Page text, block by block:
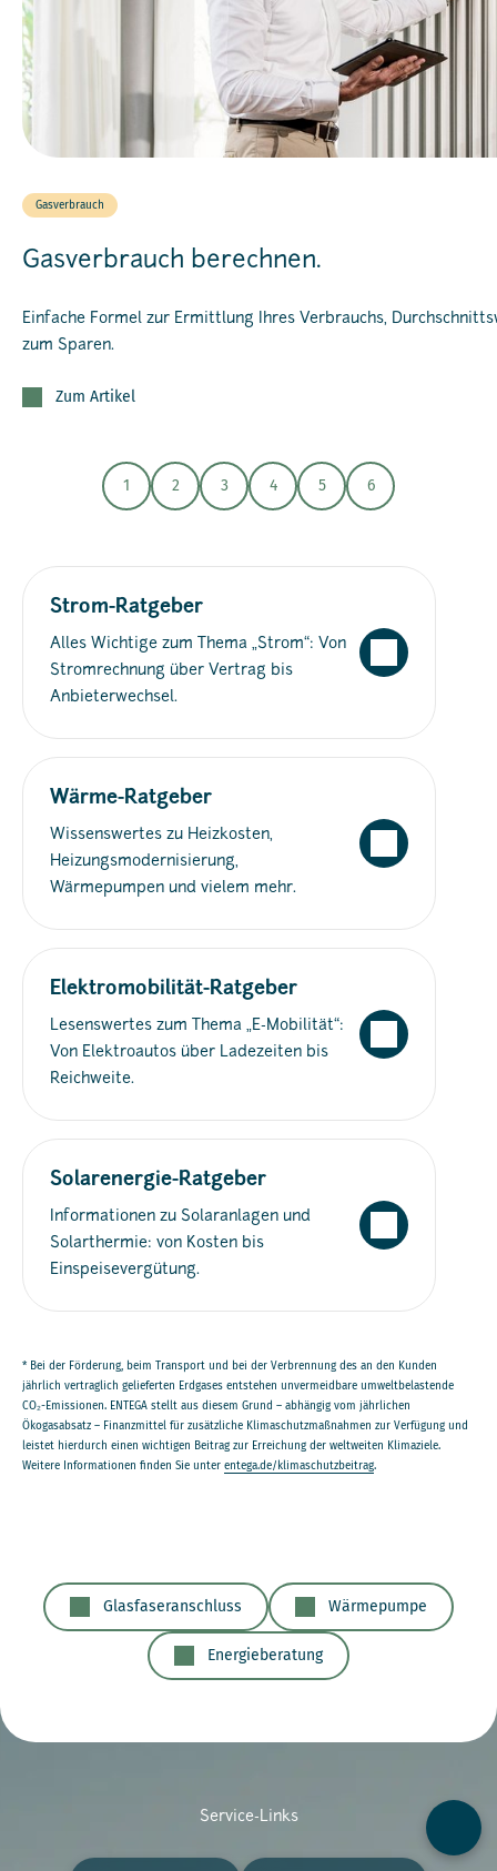
Gasverbrauch
Gasverbrauch berechnen.
Einfache Formel zur Ermittlung Ihres Verbrauchs,
zum Sparen.
Zum Artikel
1 2 3 4 5 6
Strom-Ratgeber
Alles Wichtige zum Thema „Strom“: Von
Stromrechnung über Vertrag bis
Anbieterwechsel.
Wärme-Ratgeber
Wissenswertes zu Heizkosten,
Heizungsmodernisierung,
Wärmepumpen und vielem mehr.
Elektromobilität-Ratgeber
Lesenswertes zum Thema „E-Mobilität“:
Von Elektroautos über Ladezeiten bis
Reichweite.
Solarenergie-Ratgeber
Informationen zu Solaranlagen und
Solarthermie: von Kosten bis
Einspeisevergütung.
* Bei der Förderung, beim Transport und bei der Verbrennung des an den Kunden
jährlich vertraglich gelieferten Erdgases entstehen unvermeidbare umweltbelastende
CO₂-Emissionen. ENTEGA stellt aus diesem Grund – abhängig vom jährlichen
Ökogasabsatz – Finanzmittel für zusätzliche Klimaschutzmaßnahmen zur Verfügung und
leistet hierdurch einen wichtigen Beitrag zur Erreichung der weltweiten Klimaziele.
Weitere Informationen finden Sie unter entega.de/klimaschutzbeitrag.
Glasfaseranschluss Wärmepumpe
Energieberatung
Service-Links